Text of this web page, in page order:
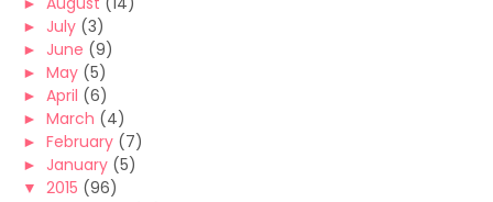
► July (3)
► June (9)
► May (5)
► April (6)
► March (4)
► February (7)
► January (5)
▼ 2015 (96)